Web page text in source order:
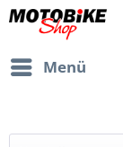
Menü